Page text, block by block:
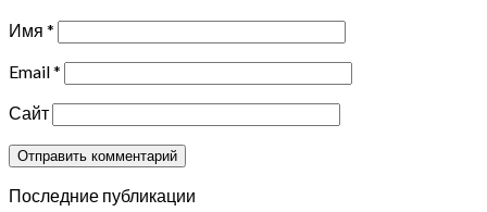
Имя *
Email*
Сайт
Последние публикации